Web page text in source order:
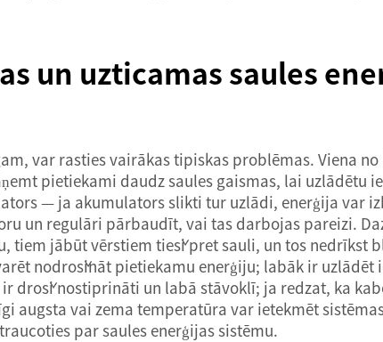
un uzticamas saules
var rasties vairākas tipiskas problēmas. Viena
pietiekami daudz saules gaismas, lai uzlādētu
— ja akumulators slikti tur uzlādi, enerģija var
un regulāri pārbaudīt, vai tas darbojas pareizi.
tiem jābūt vērstiem tieši pret sauli, un tos nedrīkst
nodrošināt pietiekamu enerģiju; labāk ir
droši nostiprināti un labā stāvoklī; ja redzat, ka
augsta vai zema temperatūra var ietekmēt
par saules enerģijas sistēmu.